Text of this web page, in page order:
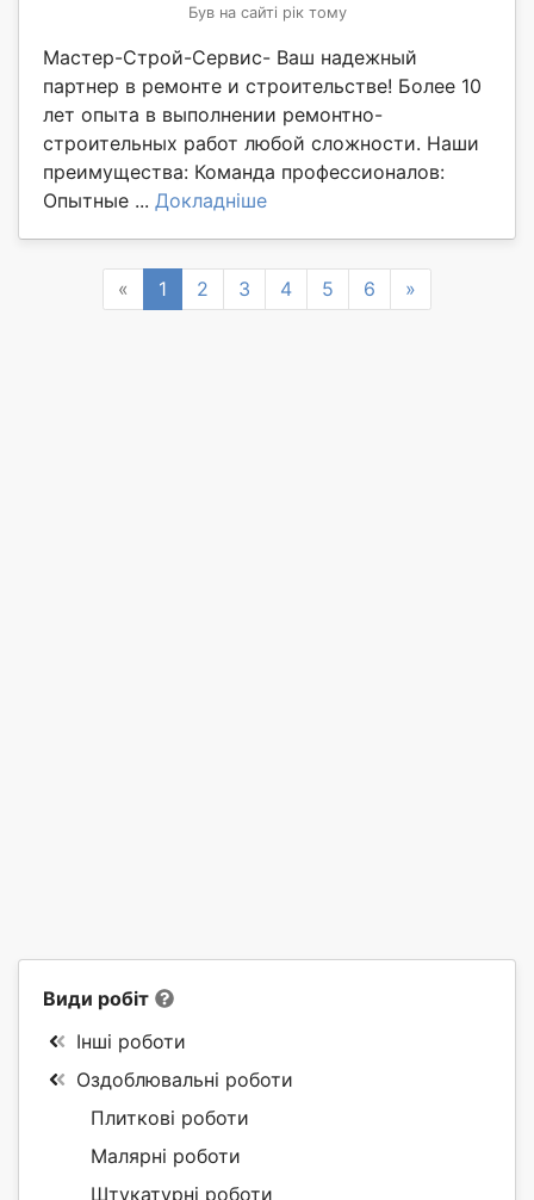
Був на сайті рік тому
Мастер-Строй-Сервис- Ваш надежный
партнер в ремонте и строительстве! Более 10
лет опыта в выполнении ремонтно-
строительных работ любой сложности. Наши
преимущества: Команда профессионалов:
Опытные ... Докладніше
« Previous
1 2 3 4 5 6 »
Види робіт
Інші роботи
Оздоблювальні роботи
Плиткові роботи
Малярні роботи
Штукатурні роботи